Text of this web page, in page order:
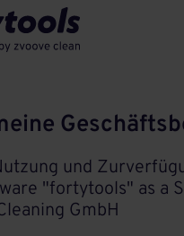
und
"fortytools" as a
GmbH